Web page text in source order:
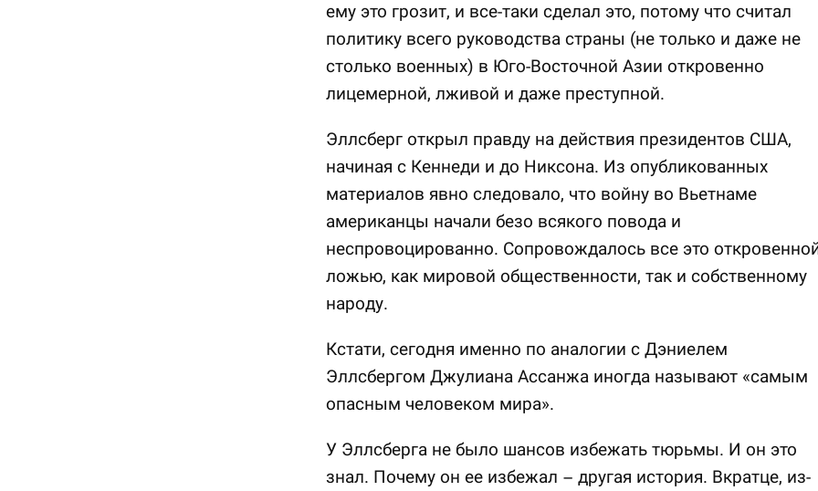
ему это грозит, и все-таки сделал это, потому что считал
политику всего руководства страны (не только и даже не
столько военных) в Юго-Восточной Азии откровенно
лицемерной, лживой и даже преступной.
Эллсберг открыл правду на действия президентов США,
начиная с Кеннеди и до Никсона. Из опубликованных
материалов явно следовало, что войну во Вьетнаме
американцы начали безо всякого повода и
неспровоцированно. Сопровождалось все это
ложью, как мировой общественности, так и собственному
народу.
Кстати, сегодня именно по аналогии с Дэниелем
Эллсбергом Джулиана Ассанжа иногда называют «самым
опасным человеком мира».
У Эллсберга не было шансов избежать тюрьмы. И он это
знал. Почему он ее избежал – другая история. Вкратце, из-